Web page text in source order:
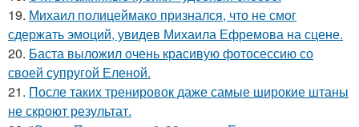
19. Михаил полицеймако признался, что не смог
сдержать эмоций, увидев Михаила Ефремова на сцене.
20. Баста выложил очень красивую фотосессию со
своей супругой Еленой.
21. После таких тренировок даже самые широкие штаны
не скроют результат.